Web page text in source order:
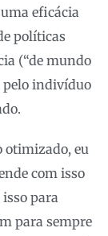
eficácia
políticas
(“de mundo
pelo indivíduo
otimizado, eu
com isso
para
para sempre